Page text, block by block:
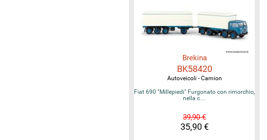
Brekina
BK58420
Autoveicoli - Camion
Fiat 690 "Millepiedi" Furgonato con rimorchio,
nella c…
39,90 €
35,90 €